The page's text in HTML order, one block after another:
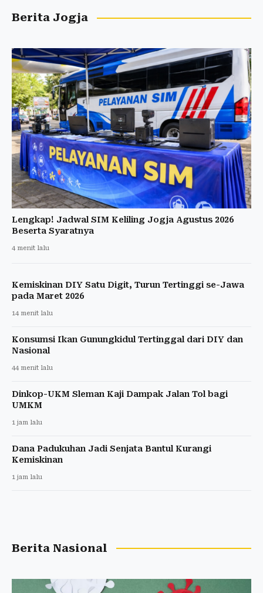
Berita Jogja
Lengkap! Jadwal SIM Keliling Jogja Agustus 2026
Beserta Syaratnya
4 menit lalu
Kemiskinan DIY Satu Digit, Turun Tertinggi se-Jawa
pada Maret 2026
14 menit lalu
Konsumsi Ikan Gunungkidul Tertinggal dari DIY dan
Nasional
44 menit lalu
Dinkop-UKM Sleman Kaji Dampak Jalan Tol bagi
UMKM
1 jam lalu
Dana Padukuhan Jadi Senjata Bantul Kurangi
Kemiskinan
1 jam lalu
Berita Nasional